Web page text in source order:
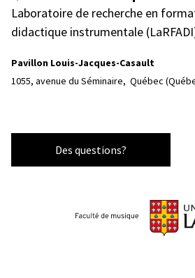
Laboratoire de recherche en
didactique instrumentale
Pavillon Louis-Jacques-Casault
1055, avenue du Séminaire, Québec
Des questions?